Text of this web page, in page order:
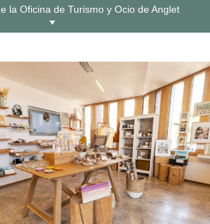
la Oficina de Turismo y Ocio de Anglet